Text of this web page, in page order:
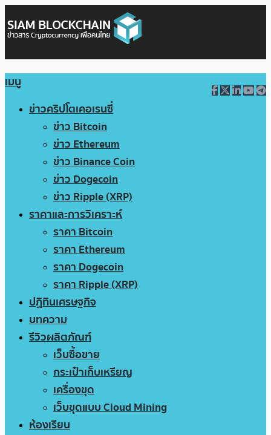
เมนู
ข่าวคริปโตเคอเรนซี่
ข่าว Bitcoin
ข่าว Ethereum
ข่าว Binance Coin
ข่าว Dogecoin
ข่าว Ripple (XRP)
ราคาและการวิเคราะห์
ราคา Bitcoin
ราคา Ethereum
ราคา Dogecoin
ราคา Ripple (XRP)
ปฏิทินเศรษฐกิจ
บทความ
รีวิวผลิตภัณฑ์
เว็บซื้อขาย
กระเป๋าเก็บเหรียญ
เครื่องขุด
เว็บขุดแบบ Cloud Mining
ห้องเรียน